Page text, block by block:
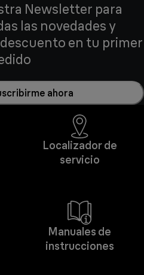
Newsletter para
las novedades y
en tu primer
ahora
Localizador de
servicio
Manuales de
instrucciones